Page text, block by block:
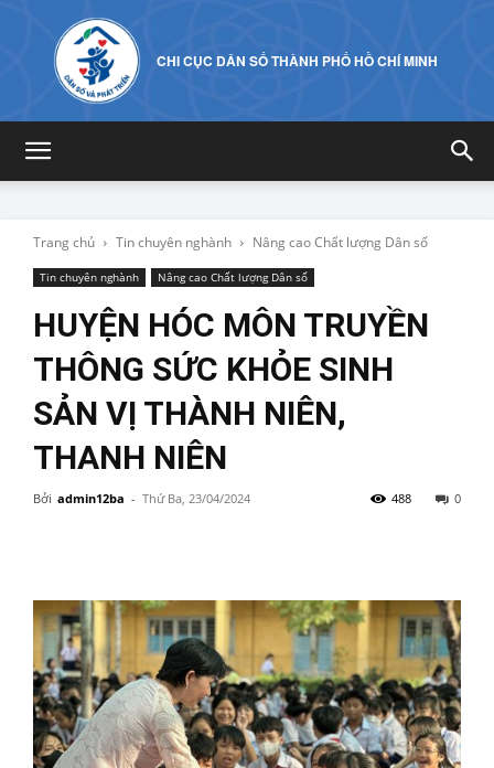
CHI CỤC DÂN SỐ THÀNH PHỐ HỒ CHÍ MINH
Trang chủ Tin chuyên nghành Nâng cao Chất lượng Dân số
Tin chuyên nghành Nâng cao Chất lượng Dân số
HUYỆN HÓC MÔN TRUYỀN
THÔNG SỨC KHỎE SINH
SẢN VỊ THÀNH NIÊN,
THANH NIÊN
Bởi admin12ba - Thứ Ba, 23/04/2024 0
488